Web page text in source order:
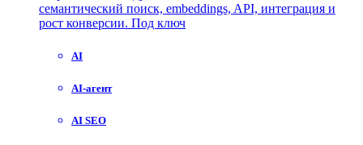
семантический поиск, embeddings, API, интеграция и
рост конверсии. Под ключ
AI
AI-агент
AI SEO